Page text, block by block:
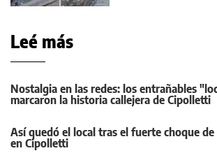
Leé más
Nostalgia en las redes: los entrañables
marcaron la historia callejera de Cipolletti
Así quedó el local tras el fuerte choque
en Cipolletti